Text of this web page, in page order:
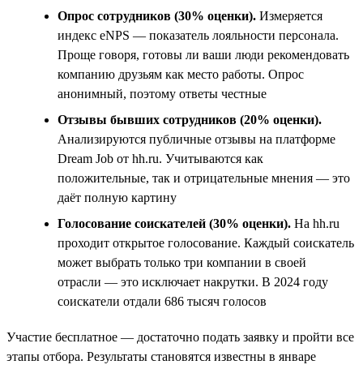
Опрос сотрудников (30% оценки). Измеряется
индекс eNPS — показатель лояльности персонала.
Проще говоря, готовы ли ваши люди рекомендовать
компанию друзьям как место работы. Опрос
анонимный, поэтому ответы честные
Отзывы бывших сотрудников (20% оценки).
Анализируются публичные отзывы на платформе
Dream Job от hh.ru. Учитываются как
положительные, так и отрицательные мнения — это
даёт полную картину
Голосование соискателей (30% оценки). На hh.ru
проходит открытое голосование. Каждый соискатель
может выбрать только три компании в своей
отрасли — это исключает накрутки. В 2024 году
соискатели отдали 686 тысяч голосов
Участие бесплатное — достаточно подать заявку и пройти все
этапы отбора. Результаты становятся известны в январе